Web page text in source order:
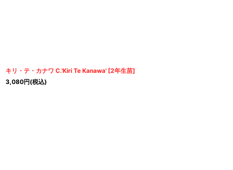
キリ・テ・カナワ C.'Kiri Te Kanawa' [2年生苗]
3,080円(税込)